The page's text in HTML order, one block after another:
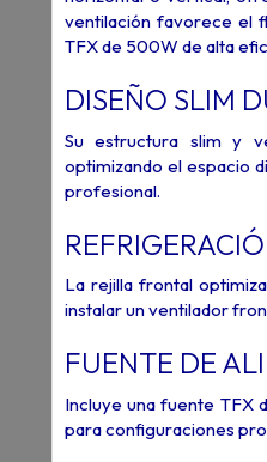
ventilación favorece el
TFX de 500W de alta
DISEÑO SLIM
Su estructura slim y
optimizando el espacio
profesional.
La rejilla frontal
instalar un ventilador
FUENTE DE
Incluye una fuente TFX
para configuraciones